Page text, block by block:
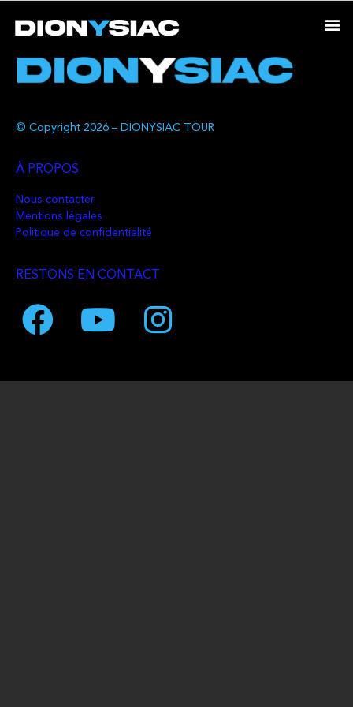
© Copyright 2026 – DIONYSIAC TOUR
À PROPOS
Nous contacter
Mentions légales
Politique de confidentialité
RESTONS EN CONTACT